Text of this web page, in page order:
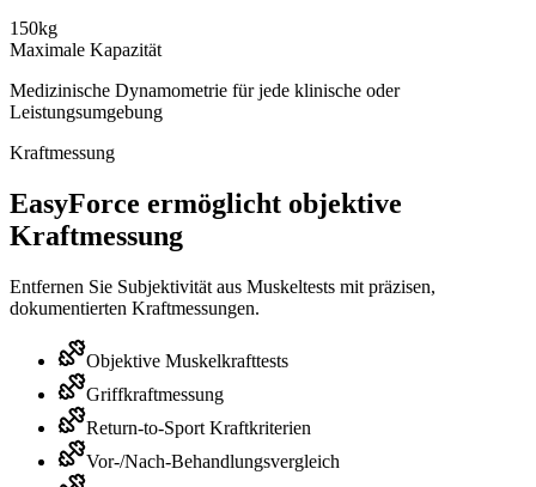
150kg
Maximale Kapazität
Medizinische Dynamometrie für jede klinische oder
Leistungsumgebung
Kraftmessung
EasyForce ermöglicht objektive
Kraftmessung
Entfernen Sie Subjektivität aus Muskeltests mit präzisen,
dokumentierten Kraftmessungen.
Objektive Muskelkrafttests
Griffkraftmessung
Return-to-Sport Kraftkriterien
Vor-/Nach-Behandlungsvergleich